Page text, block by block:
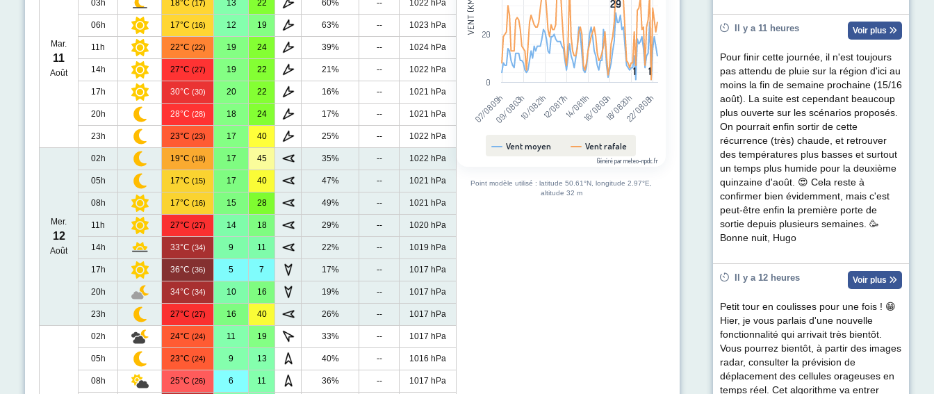
Mar.
11
Août
03h 18°C (17) 13 22 60% -- 1022 hPa
06h 17°C (16) 12 19 63% -- 1023 hPa
11h 22°C (22) 19 24 39% -- 1024 hPa
14h 27°C (27) 19 22 21% -- 1022 hPa
17h 30°C (30) 20 22 16% -- 1021 hPa
20h 28°C (28) 18 24 17% -- 1021 hPa
23h 23°C (23) 17 40 25% -- 1022 hPa
Mer.
12
Août
02h 19°C (18) 17 45 35% -- 1022 hPa
05h 17°C (15) 17 40 47% -- 1021 hPa
08h 17°C (16) 15 28 49% -- 1021 hPa
11h 27°C (27) 14 18 29% -- 1020 hPa
14h 33°C (34) 9 11 22% -- 1019 hPa
17h 36°C (36) 5 7 17% -- 1017 hPa
20h 34°C (34) 10 16 19% -- 1017 hPa
23h 27°C (27) 16 40 26% -- 1017 hPa
02h 24°C (24) 11 19 33% -- 1017 hPa
05h 23°C (24) 9 13 40% -- 1016 hPa
08h 25°C (26) 6 11 36% -- 1017 hPa
VENT (KM/H) 29
29
11 11
Vent moyen Vent rafale
07/08 09h09/08 03h10/08 21h12/08 17h14/08 11h16/08 05h18/08 20h22/08 08h
0
20
Généré par meteo-npdc.fr
Point modèle utilisé : latitude 50.61°N, longitude 2.97°E,
altitude 32 m
Il y a 11 heures Voir plus
Pour finir cette journée, il n'est toujours
pas attendu de pluie sur la région d'ici au
moins la fin de semaine prochaine (15/16
août). La suite est cependant beaucoup
plus ouverte sur les scénarios proposés.
On pourrait enfin sortir de cette
récurrence (très) chaude, et retrouver
des températures plus basses et surtout
un temps plus humide pour la deuxième
quinzaine d'août. 😍 Cela reste à
confirmer bien évidemment, mais c'est
peut-être enfin la première porte de
sortie depuis plusieurs semaines. 🥳
Bonne nuit, Hugo
Il y a 12 heures Voir plus
Petit tour en coulisses pour une fois ! 😁
Hier, je vous parlais d'une nouvelle
fonctionnalité qui arrivait très bientôt.
Vous pourrez bientôt, à partir des images
radar, consulter la prévision de
déplacement des cellules orageuses en
temps réel. Cet algorithme va entrer